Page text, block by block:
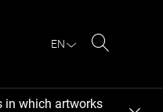
EN
in which artworks